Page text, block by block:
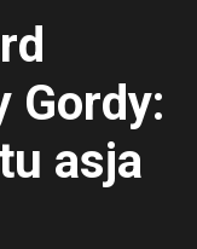
Gordy:
asja